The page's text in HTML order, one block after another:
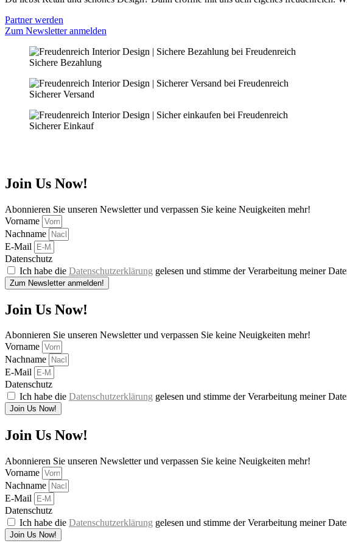
Partner werden
Zum Newsletter anmelden
Sichere Bezahlung
Sicherer Versand
Sicherer Einkauf
Join Us Now!
Abonnieren Sie unseren Newsletter und verpassen Sie keine Neuigkeiten mehr!
Vorname
Nachname
E-Mail
Datenschutz
Ich habe die Datenschutzerklärung gelesen und stimme der Verarbeitung meiner
Zum Newsletter anmelden!
Join Us Now!
Abonnieren Sie unseren Newsletter und verpassen Sie keine Neuigkeiten mehr!
Vorname
Nachname
E-Mail
Datenschutz
Ich habe die Datenschutzerklärung gelesen und stimme der Verarbeitung meiner
Join Us Now!
Join Us Now!
Abonnieren Sie unseren Newsletter und verpassen Sie keine Neuigkeiten mehr!
Vorname
Nachname
E-Mail
Datenschutz
Ich habe die Datenschutzerklärung gelesen und stimme der Verarbeitung meiner
Join Us Now!